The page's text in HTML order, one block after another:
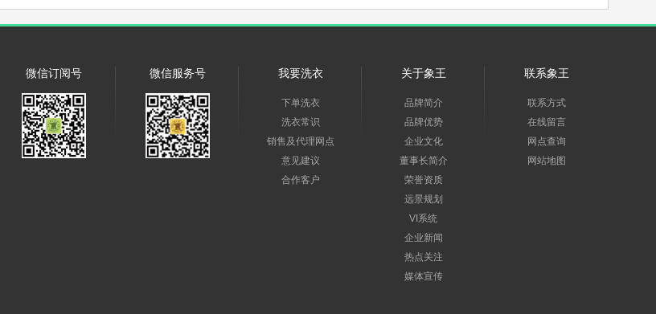
微信订阅号 微信服务号 我要洗衣
下单洗衣
洗衣常识
销售及代理网点
意见建议
合作客户
关于象王
品牌简介
品牌优势
企业文化
董事长简介
荣誉资质
远景规划
VI系统
企业新闻
热点关注
媒体宣传
联系象王
联系方式
在线留言
网点查询
网站地图